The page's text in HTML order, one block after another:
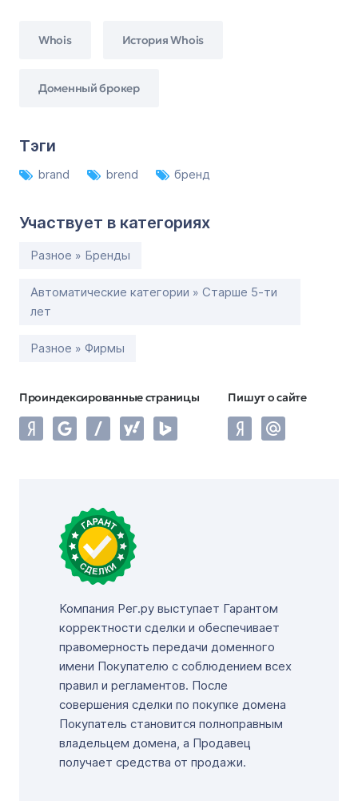
Whois История Whois
Доменный брокер
Тэги
brand brend бренд
Участвует в категориях
Разное » Бренды
Автоматические категории » Старше 5-ти
лет
Разное » Фирмы
Проиндексированные страницы Пишут о сайте
Компания Рег.ру выступает Гарантом
корректности сделки и обеспечивает
правомерность передачи доменного
имени Покупателю с соблюдением всех
правил и регламентов. После
совершения сделки по покупке домена
Покупатель становится полноправным
владельцем домена, а Продавец
получает средства от продажи.